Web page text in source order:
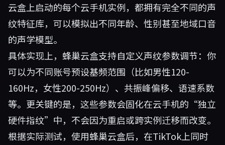
云盒上启动的每个云手机实例，都拥有完全不同的声
纹特征库，可以模拟出不同年龄、性别甚至地域口音
的声学模型。
具体实现上，蜂巢云盒支持自定义声纹参数调节：你
可以为不同账号预设基频范围（比如男性120-
160Hz，女性200-250Hz）、共振峰偏移、语速系数
等。更关键的是，这些参数会固化在云手机的“独立
硬件指纹”中，不会因为重启或跨实例迁移而改变。
根据实际测试，使用蜂巢云盒后，在TikTok上同时